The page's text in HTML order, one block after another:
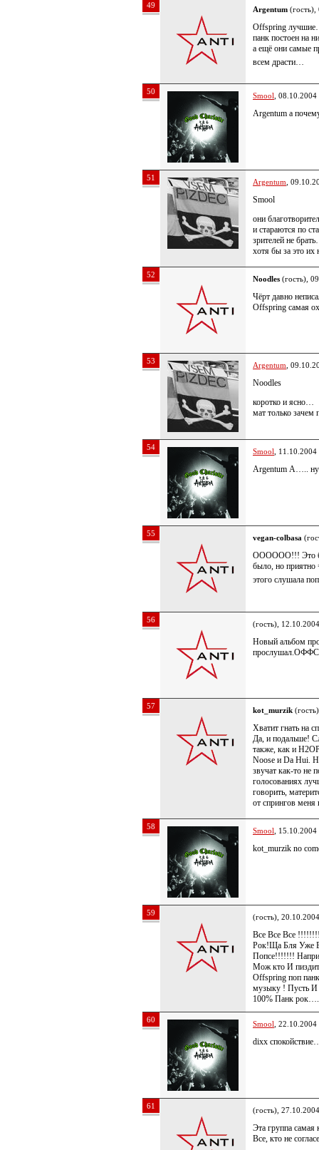
49 Argentum
Offspring
панк постоен на
а ещё они самые
всем драсти…
50 Smool ,
Argentum а
51 Argentum ,
Smool
они
и стараются по
зрителей не
хотя бы за это
52 Noodles (гость),
Чёрт давно
Offspring самая
53 Argentum ,
Noodles
коротко и ясно…
мат только зачем
54 Smool ,
Argentum А….. ну
55 vegan-colbasa
ОООООО!!! Это
было, но приятно
этого слушала
56 (гость),
Новый альбом
57 kot_murzik
Хватит гнать на
Да, и подальше!
также, как и
Noose и Da Hui.
звучат как-то не
голосованиях
говорить,
от спрингов
58 Smool ,
kot_murzik no
59 (гость),
Все Все Все
Рок!Ща Бля Уже
Попсе!!!!!!!
Мож кто И
Offspring поп
музыку ! Пусть И
100% Панк рок….
60 Smool ,
dixx
61 (гость),
Эта группа
Все, кто не